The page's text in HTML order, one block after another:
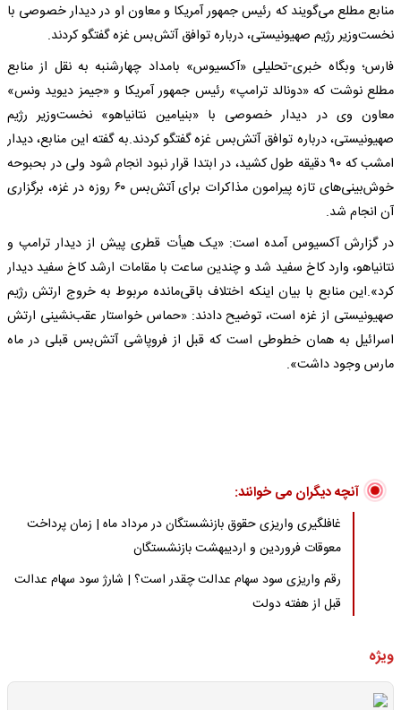
منابع مطلع می‌گویند که رئیس جمهور آمریکا و معاون او در دیدار خصوصی با
نخست‌وزیر رژیم صهیونیستی، درباره توافق آتش‌بس غزه گفتگو کردند.
فارس؛ وبگاه خبری-تحلیلی «آکسیوس» بامداد چهارشنبه به نقل از منابع
مطلع نوشت که «دونالد ترامپ» رئیس جمهور آمریکا و «جیمز دیوید ونس»
معاون وی در دیدار خصوصی با «بنیامین نتانیاهو» نخست‌وزیر رژیم
صهیونیستی، درباره توافق آتش‌بس غزه گفتگو کردند.به گفته این منابع، دیدار
امشب که ۹۰ دقیقه طول کشید، در ابتدا قرار نبود انجام شود ولی در بحبوحه
خوش‌بینی‌های تازه پیرامون مذاکرات برای آتش‌بس ۶۰ روزه در غزه، برگزاری
آن انجام شد.
در گزارش آکسیوس آمده است: «یک هیأت قطری پیش از دیدار ترامپ و
نتانیاهو، وارد کاخ سفید شد و چندین ساعت با مقامات ارشد کاخ سفید دیدار
کرد».این منابع با بیان اینکه اختلاف باقی‌مانده مربوط به خروج ارتش رژیم
صهیونیستی از غزه است، توضیح دادند: «حماس خواستار عقب‌نشینی ارتش
اسرائیل به همان خطوطی است که قبل از فروپاشی آتش‌بس قبلی در ماه
مارس وجود داشت».
آنچه دیگران می خوانند:
غافلگیری واریزی حقوق بازنشستگان در مرداد ماه | زمان پرداخت
معوقات فروردین و اردیبهشت بازنشستگان
رقم واریزی سود سهام عدالت چقدر است؟ | شارژ سود سهام عدالت
قبل از هفته دولت
ویژه